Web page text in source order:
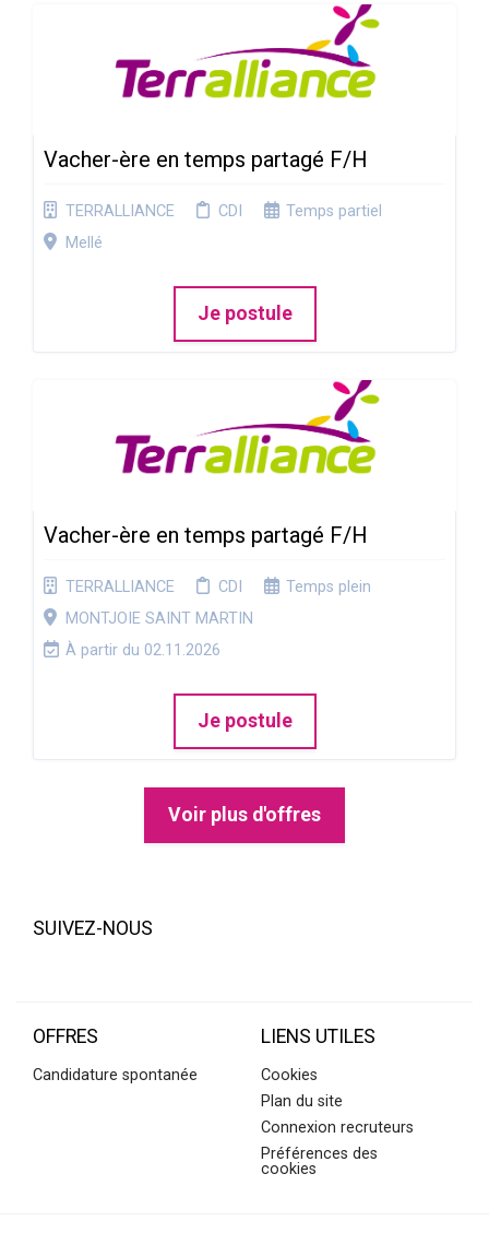
Vacher-ère en temps partagé F/H
TERRALLIANCE CDI
Temps partiel
Mellé
Je postule
Vacher-ère en temps partagé F/H
TERRALLIANCE CDI
Temps plein
MONTJOIE SAINT MARTIN
À partir du 02.11.2026
Je postule
Voir plus d'offres
SUIVEZ-NOUS
OFFRES
Candidature spontanée
LIENS UTILES
Cookies
Plan du site
Connexion recruteurs
Préférences des
cookies